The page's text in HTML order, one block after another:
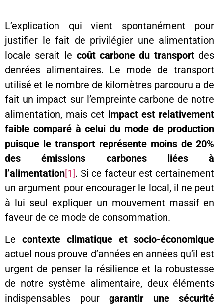
L’explication qui vient spontanément pour
justifier le fait de privilégier une alimentation
locale serait le coût carbone du transport des
denrées alimentaires. Le mode de transport
utilisé et le nombre de kilomètres parcouru a de
fait un impact sur l’empreinte carbone de notre
alimentation, mais cet impact est relativement
faible comparé à celui du mode de production
puisque le transport représente moins de 20%
des émissions carbones liées à
l’alimentation[1]. Si ce facteur est certainement
un argument pour encourager le local, il ne peut
à lui seul expliquer un mouvement massif en
faveur de ce mode de consommation.
Le contexte climatique et socio-économique
actuel nous prouve d’années en années qu’il est
urgent de penser la résilience et la robustesse
de notre système alimentaire, deux éléments
indispensables pourgarantir une sécurité